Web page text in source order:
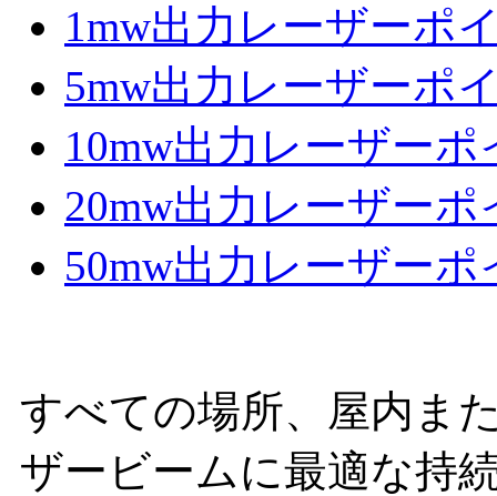
1mw出力レーザーポ
5mw出力レーザーポ
10mw出力レーザーポ
20mw出力レーザーポ
50mw出力レーザーポ
すべての場所、屋内ま
ザービームに最適な持